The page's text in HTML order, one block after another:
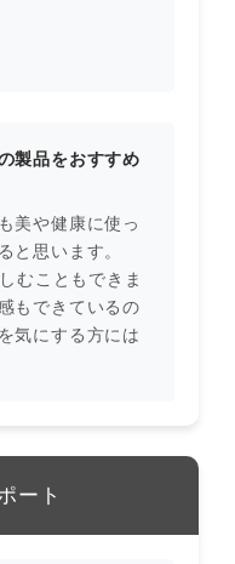
製品をおすすめ
美や健康に使っ
と思います。
むこともできま
もできているの
気にする方には
ート